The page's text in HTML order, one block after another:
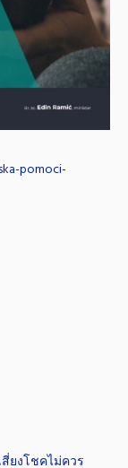
pomoci-
ยงโชคไม่ควร